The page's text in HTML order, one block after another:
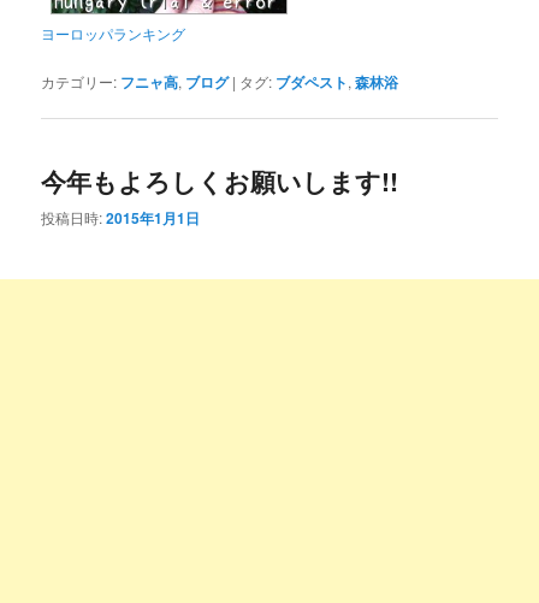
ヨーロッパランキング
カテゴリー: フニャ高, ブログ | タグ: ブダペスト,森林浴
今年もよろしくお願いします!!
投稿日時:2015年1月1日